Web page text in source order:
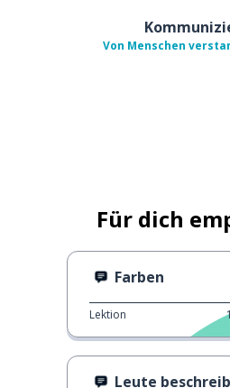
Von Menschen
Für dich
Farben
Lektion
Leute